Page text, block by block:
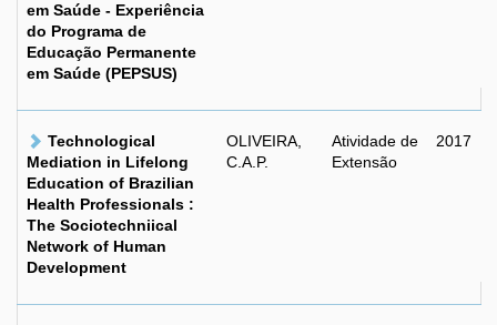
em Saúde - Experiência
do Programa de
Educação Permanente
em Saúde (PEPSUS)
Technological
Mediation in Lifelong
Education of Brazilian
Health Professionals :
The Sociotechniical
Network of Human
Development
OLIVEIRA,
C.A.P.
Atividade de
Extensão
2017